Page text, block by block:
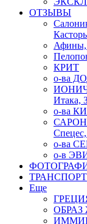
ОТЗЫВЫ
Афины,
КРИТ
о-ва
Итака,
о-ва
о-ва
о-в
ТРАНСПОРТ
Еще